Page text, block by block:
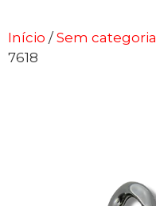
Início /Sem categoria
7618